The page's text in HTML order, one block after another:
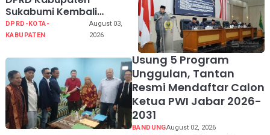
Sukabumi Kembali
Melaksanakan Rapat
Paripurna Tahun Sidang
DPRD-KOTA-
KABUPATEN
August 03,
2026
Usung 5 Program
Unggulan, Tantan
Resmi Mendaftar Calon
Ketua PWI Jabar 2026-
2031
BANDUNGAugust 02, 2026